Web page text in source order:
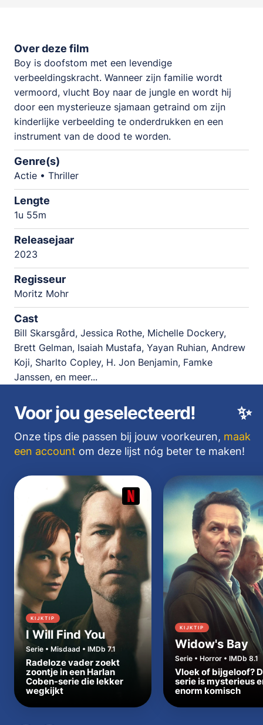
Over deze film
Boy is doofstom met een levendige
verbeeldingskracht. Wanneer zijn familie wordt
vermoord, vlucht Boy naar de jungle en wordt hij
door een mysterieuze sjamaan getraind om zijn
kinderlijke verbeelding te onderdrukken en een
instrument van de dood te worden.
Genre(s)
Actie • Thriller
Lengte
1u 55m
Releasejaar
2023
Regisseur
Moritz Mohr
Cast
Bill Skarsgård, Jessica Rothe, Michelle Dockery,
Brett Gelman, Isaiah Mustafa, Yayan Ruhian, Andrew
Koji, Sharlto Copley, H. Jon Benjamin, Famke
Janssen, en meer...
✨
Voor jou geselecteerd!
Onze tips die passen bij jouw voorkeuren, maak
een account om deze lijst nóg beter te maken!
KIJKTIP
I Will Find You
Serie • Misdaad • IMDb 7.1
Radeloze vader zoekt
zoontje in een Harlan
Coben-serie die lekker
wegkijkt
KIJKTIP
Widow's Bay
Serie • Horror • IMDb 8.1
Vloek of bijgeloof?
serie is mysterieus
enorm komisch